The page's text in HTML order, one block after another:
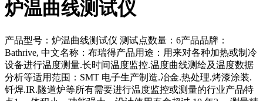
炉温曲线测试仪
产品型号：炉温曲线测试仪 测试点数量：6产品品牌：
Bathrive, 中文名称：布瑞得产品用途：用来对各种加热或制冷
设备进行温度测量.长时间温度监控.温度曲线测绘及温度数据
分析等适用范围：SMT 电子生产制造.冶金.热处理.烤漆涂装.
钎焊.IR.隧道炉等所有需要进行温度监控或测量的行业产品特